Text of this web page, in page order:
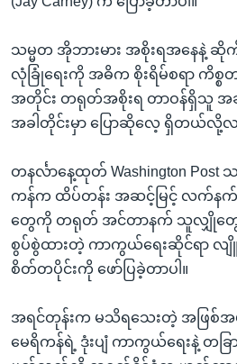
သမ္မတ အိုဘားမား အစိုးရအနေနဲ့
လုံခြုံရေးကို အဓိက စိုးရိမ်စရာ ကိစ္
အတိုင်း တရုတ်အစိုးရ တာဝန်ရှိသူ
အခါတိုင်းမှာ ပြောဆိုလေ့ ရှိတယ်လို့
တနင်္လာနေ့ထုတ် Washington Post
ကန်က ထိပ်တန်း အဆင့်မြင့် လက်
တွေကို တရုတ် အင်တာနက် သူလျှိုတွေ
စွပ်စွဲထားတဲ့ ကာကွယ်ရေးဆိုင်ရာ လ
စိတ်တပိုင်းကို ဖော်ပြခဲ့တာပါ။
အရင်တုန်းက မသိရသေးတဲ့ အဖြစ်
မေရိကန်ရဲ့ ဒုံးပျံ ကာကွယ်ရေးနဲ့ တခ